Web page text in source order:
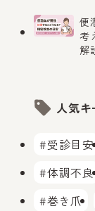
便
考
解
人気
#受診目安
#体調不良
#巻き爪